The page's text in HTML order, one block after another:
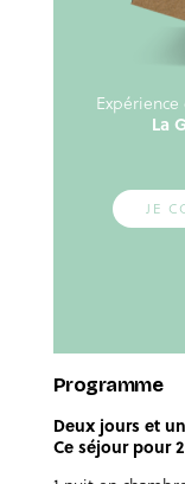
La
JE
Programme
Deux jours et
Ce séjour pour